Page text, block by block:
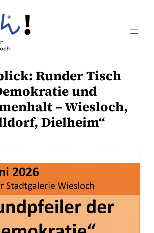
Runder Tisch
und
– Wiesloch,
Dielheim“